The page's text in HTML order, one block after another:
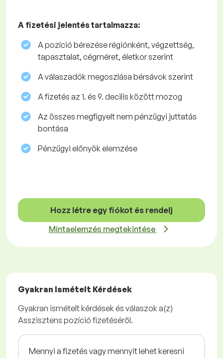
A fizetési jelentés tartalmazza:
A pozíció bérezése régiónként, végzettség,
tapasztalat, cégméret, életkor szerint
A válaszadók megoszlása ​​bérsávok szerint
A fizetés az 1. és 9. decilis között mozog
Az összes megfigyelt nem pénzügyi juttatás
bontása
Pénzügyi előnyök elemzése
Hozz létre egy fiókot és rendelj
Mintaelemzés megtekintése
Gyakran Ismételt Kérdések
Gyakran ismételt kérdések és válaszok a(z)
Asszisztens pozíció fizetéséről.
Mennyi a fizetés vagy mennyit lehet keresni